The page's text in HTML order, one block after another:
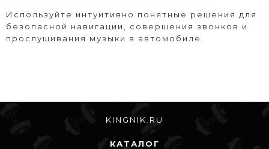
Используйте интуитивно понятные решения для
безопасной навигации, совершения звонков и
прослушивания музыки в автомобиле.
KINGNIK.RU
КАТАЛОГ